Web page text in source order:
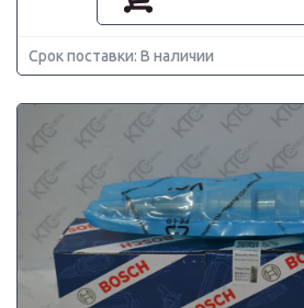
Срок поставки: В наличии